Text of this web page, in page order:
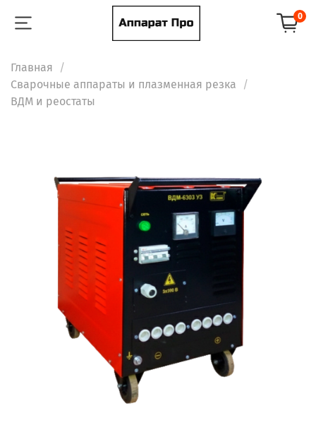
0
Главная
Сварочные аппараты и плазменная резка
ВДМ и реостаты